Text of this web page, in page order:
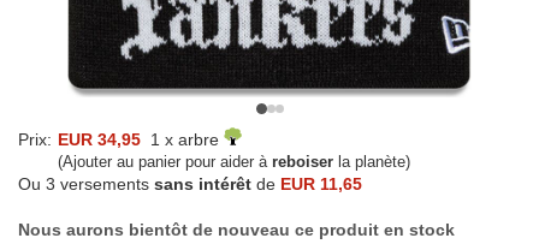
Prix: EUR 34,95 1 x arbre
(Ajouter au panier pour aider à reboiser la planète)
Ou 3 versements sans intérêt de EUR 11,65
Nous aurons bientôt de nouveau ce produit en stock